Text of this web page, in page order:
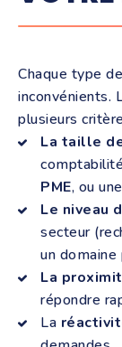
Chaque type
inconvénients.
plusieurs
La taille
PME, ou une
Le niveau
secteur
un domaine
La
répondre
La